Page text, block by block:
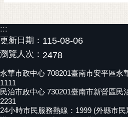
:::
更新日期： 115-08-06
瀏覽人次： 2478
永華市政中心 708201臺南市安平區永
1111
民治市政中心 730201臺南市新營區民
2231
24小時市民服務熱線：1999 (外縣市